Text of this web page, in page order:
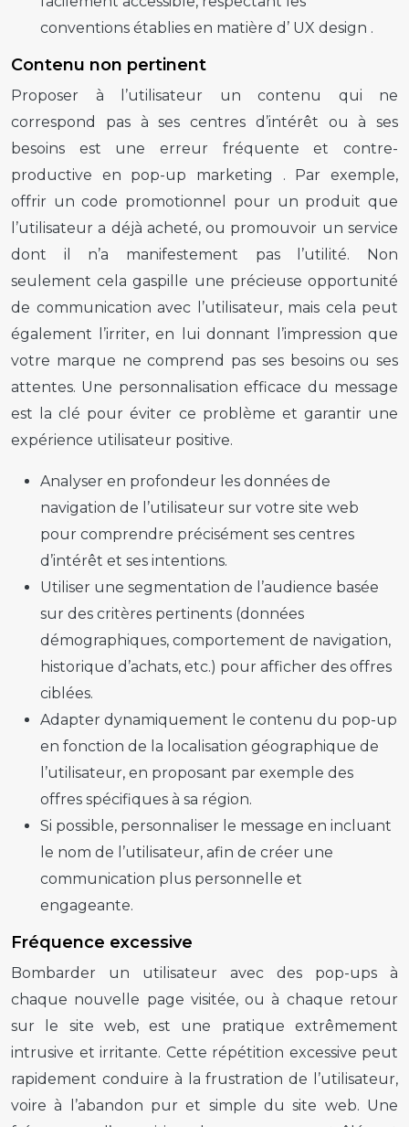
conventions établies en matière d’ UX design .
Contenu non pertinent
Proposer à l’utilisateur un contenu qui ne
correspond pas à ses centres d’intérêt ou à ses
besoins est une erreur fréquente et contre-
productive en pop-up marketing . Par exemple,
offrir un code promotionnel pour un produit que
l’utilisateur a déjà acheté, ou promouvoir un service
dont il n’a manifestement pas l’utilité. Non
seulement cela gaspille une précieuse opportunité
de communication avec l’utilisateur, mais cela peut
également l’irriter, en lui donnant l’impression que
votre marque ne comprend pas ses besoins ou ses
attentes. Une personnalisation efficace du message
est la clé pour éviter ce problème et garantir une
expérience utilisateur positive.
Analyser en profondeur les données de
navigation de l’utilisateur sur votre site web
pour comprendre précisément ses centres
d’intérêt et ses intentions.
Utiliser une segmentation de l’audience basée
sur des critères pertinents (données
démographiques, comportement de navigation,
historique d’achats, etc.) pour afficher des offres
ciblées.
Adapter dynamiquement le contenu du pop-up
en fonction de la localisation géographique de
l’utilisateur, en proposant par exemple des
offres spécifiques à sa région.
Si possible, personnaliser le message en incluant
le nom de l’utilisateur, afin de créer une
communication plus personnelle et
engageante.
Fréquence excessive
Bombarder un utilisateur avec des pop-ups à
chaque nouvelle page visitée, ou à chaque retour
sur le site web, est une pratique extrêmement
intrusive et irritante. Cette répétition excessive peut
rapidement conduire à la frustration de l’utilisateur,
voire à l’abandon pur et simple du site web. Une